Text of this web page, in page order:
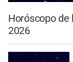
Horóscopo de
2026